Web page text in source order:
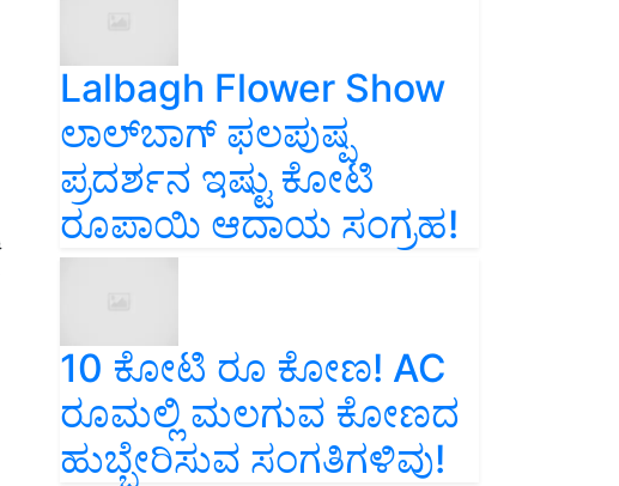
Lalbagh Flower Show
ಲಾಲ್‌ಬಾಗ್ ಫಲಪುಷ್ಪ
ಪ್ರದರ್ಶನ ಇಷ್ಟು ಕೋಟಿ
ರೂಪಾಯಿ ಆದಾಯ ಸಂಗ್ರಹ!
10 ಕೋಟಿ ರೂ ಕೋಣ! AC
ರೂಮಲ್ಲಿ ಮಲಗುವ ಕೋಣದ
ಹುಬ್ಬೇರಿಸುವ ಸಂಗತಿಗಳಿವು!